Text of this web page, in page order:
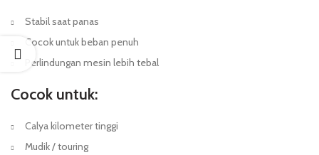
Stabil saat panas
Cocok untuk beban penuh
Perlindungan mesin lebih tebal
Cocok untuk:
Calya kilometer tinggi
Mudik / touring